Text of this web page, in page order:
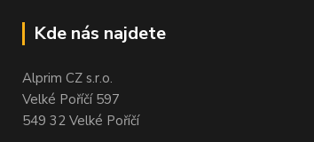
Kde nás najdete
Alprim CZ s.r.o.
Velké Poříčí 597
549 32 Velké Poříčí